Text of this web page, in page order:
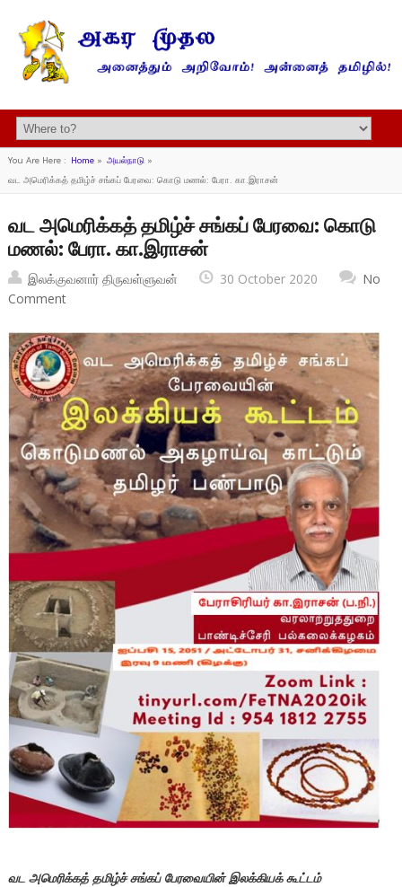
You Are Here : Home» அயல்நாடு»
வட அமெரிக்கத் தமிழ்ச் சங்கப் பேரவை: கொடு மணல்: பேரா. கா.இராசன்
வட அமெரிக்கத் தமிழ்ச் சங்கப் பேரவை: கொடு
மணல்: பேரா. கா.இராசன்
இலக்குவனார் திருவள்ளுவன் 30 October 2020
No
Comment
வட அமெரிக்கத் தமிழ்ச் சங்கப் பேரவையின் இலக்கியக் கூட்டம்